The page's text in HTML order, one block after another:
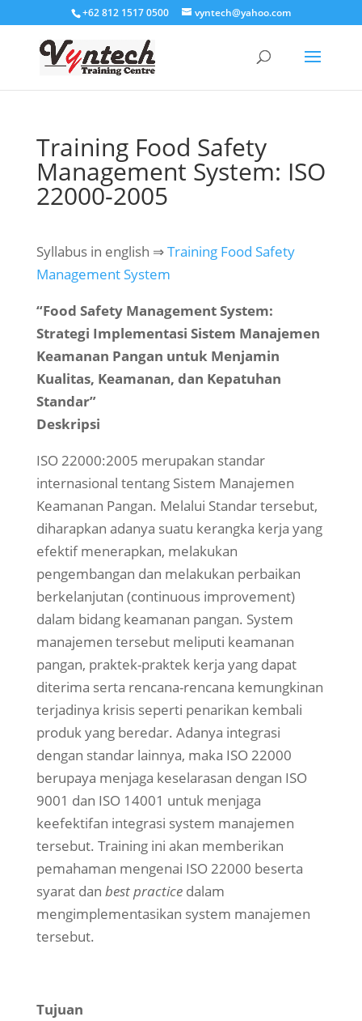
+62 812 1517 0500 vyntech@yahoo.com
Training Food Safety
Management System: ISO
22000-2005
Syllabus in english ⇒Training Food Safety
Management System
“Food Safety Management System:
Strategi Implementasi Sistem Manajemen
Keamanan Pangan untuk Menjamin
Kualitas, Keamanan, dan Kepatuhan
Standar”
Deskripsi
ISO 22000:2005 merupakan standar
internasional tentang Sistem Manajemen
Keamanan Pangan. Melalui Standar tersebut,
diharapkan adanya suatu kerangka kerja yang
efektif menerapkan, melakukan
pengembangan dan melakukan perbaikan
berkelanjutan (continuous improvement)
dalam bidang keamanan pangan. System
manajemen tersebut meliputi keamanan
pangan, praktek-praktek kerja yang dapat
diterima serta rencana-rencana kemungkinan
terjadinya krisis seperti penarikan kembali
produk yang beredar. Adanya integrasi
dengan standar lainnya, maka ISO 22000
berupaya menjaga keselarasan dengan ISO
9001 dan ISO 14001 untuk menjaga
keefektifan integrasi system manajemen
tersebut. Training ini akan memberikan
pemahaman mengenai ISO 22000 beserta
syarat dan best practicedalam
mengimplementasikan system manajemen
tersebut.
Tujuan